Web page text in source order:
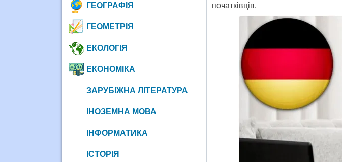
початківців.
ГЕОГРАФІЯ
ГЕОМЕТРІЯ
ЕКОЛОГІЯ
ЕКОНОМІКА
ЗАРУБІЖНА ЛІТЕРАТУРА
ІНОЗЕМНА МОВА
ІНФОРМАТИКА
ІСТОРІЯ